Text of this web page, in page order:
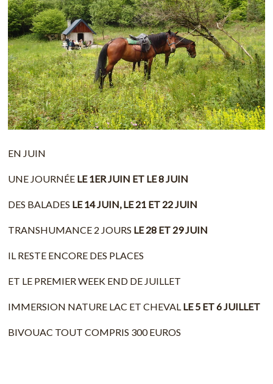
EN JUIN
UNE JOURNÉE LE 1ER JUIN ET LE 8 JUIN
DES BALADES LE 14 JUIN, LE 21 ET 22 JUIN
TRANSHUMANCE 2 JOURS LE 28 ET 29 JUIN
IL RESTE ENCORE DES PLACES
ET LE PREMIER WEEK END DE JUILLET
IMMERSION NATURE LAC ET CHEVAL LE 5 ET 6 JUILLET
BIVOUAC TOUT COMPRIS 300 EUROS